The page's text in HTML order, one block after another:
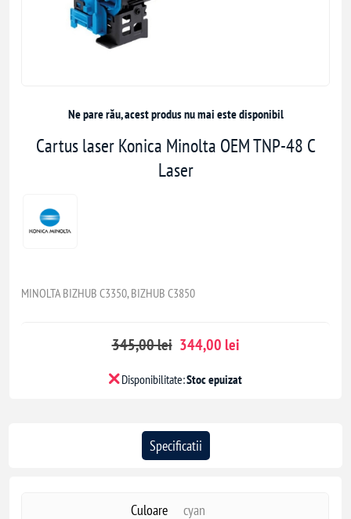
Ne pare rău, acest produs nu mai este disponibil
Cartus laser Konica Minolta OEM TNP-48 C
Laser
MINOLTA BIZHUB C3350, BIZHUB C3850
345,00 lei 344,00 lei
Disponibilitate:Stoc epuizat
Specificatii
Culoare
cyan